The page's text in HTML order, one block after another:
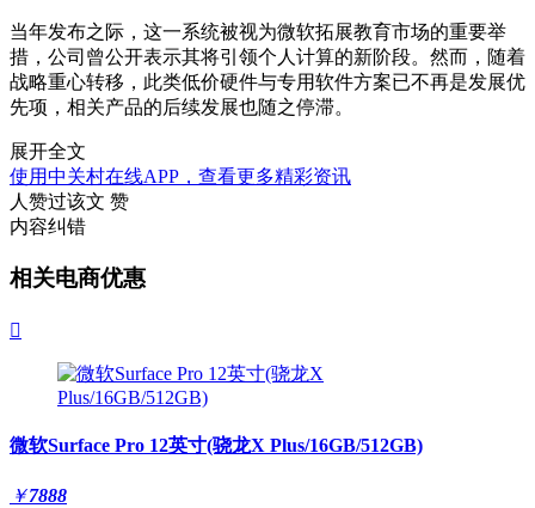
当年发布之际，这一系统被视为微软拓展教育市场的重要举
措，公司曾公开表示其将引领个人计算的新阶段。然而，随着
战略重心转移，此类低价硬件与专用软件方案已不再是发展优
先项，相关产品的后续发展也随之停滞。
展开全文
使用中关村在线APP，查看更多精彩资讯
人赞过该文 赞
内容纠错
相关电商优惠

微软Surface Pro 12英寸(骁龙X Plus/16GB/512GB)
￥7888